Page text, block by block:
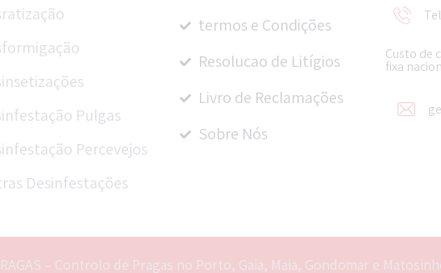
Pulgas
Percevejos
Desinfestações
termos e Condições
Resolucao de Litígios
Livro de Reclamações
Sobre Nós
Custo de
fixa
– Controlo de Pragas no Porto, Gaia, Maia, Gondomar e